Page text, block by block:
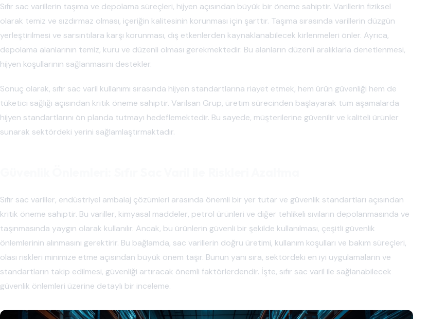
Sıfır sac varillerin taşıma ve depolama süreçleri, hijyen açısından büyük bir öneme sahiptir. Varillerin fiziksel
olarak temiz ve sızdırmaz olması, içeriğin kalitesinin korunması için şarttır. Taşıma sırasında varillerin düzgün
yerleştirilmesi ve sarsıntılara karşı korunması, dış etkenlerden kaynaklanabilecek kirlenmeleri önler. Ayrıca,
depolama alanlarının temiz, kuru ve düzenli olması gerekmektedir. Bu alanların düzenli aralıklarla denetlenmesi,
hijyen koşullarının sağlanmasını destekler.
Sonuç olarak, sıfır sac varil kullanımı sırasında hijyen standartlarına riayet etmek, hem ürün güvenliği hem de
tüketici sağlığı açısından kritik öneme sahiptir. Varilsan Grup, üretim sürecinden başlayarak tüm aşamalarda
hijyen standartlarını ön planda tutmayı hedeflemektedir. Bu sayede, müşterilerine güvenilir ve kaliteli ürünler
sunarak sektördeki yerini sağlamlaştırmaktadır.
Sıfır sac variller, endüstriyel ambalaj çözümleri arasında önemli bir yer tutar ve güvenlik standartları açısından
kritik öneme sahiptir. Bu variller, kimyasal maddeler, petrol ürünleri ve diğer tehlikeli sıvıların depolanmasında ve
taşınmasında yaygın olarak kullanılır. Ancak, bu ürünlerin güvenli bir şekilde kullanılması, çeşitli güvenlik
önlemlerinin alınmasını gerektirir. Bu bağlamda, sac varillerin doğru üretimi, kullanım koşulları ve bakım süreçleri,
olası riskleri minimize etme açısından büyük önem taşır. Bunun yanı sıra, sektördeki en iyi uygulamaların ve
standartların takip edilmesi, güvenliği artıracak önemli faktörlerdendir. İşte, sıfır sac varil ile sağlanabilecek
güvenlik önlemleri üzerine detaylı bir inceleme.